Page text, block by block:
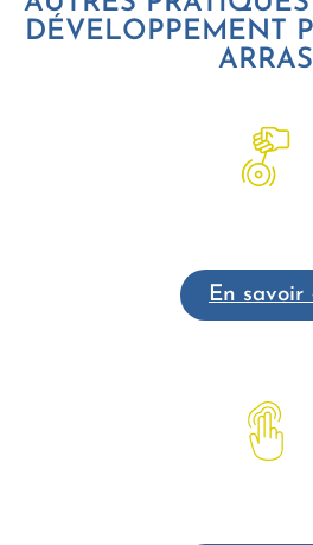
DÉVELOPPEMENT
ARRAS
En savoir